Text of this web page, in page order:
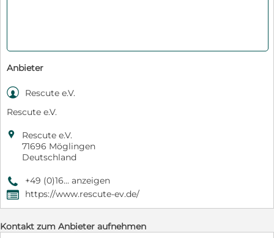
Anbieter

Rescute e.V.
Rescute e.V.

Rescute e.V.
71696 Möglingen
Deutschland
9 +49 (0)16... anzeigen
, https://www.rescute-ev.de/
Kontakt zum Anbieter aufnehmen